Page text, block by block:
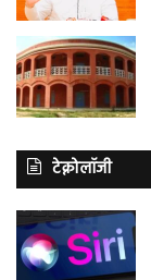
टेक्नोलॉजी